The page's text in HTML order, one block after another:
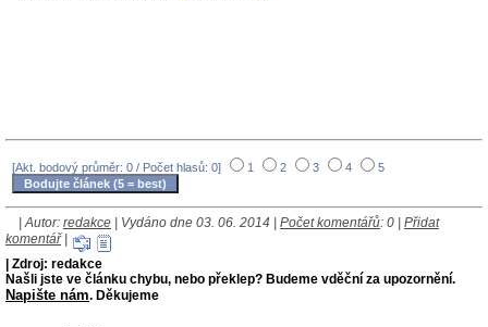
[Akt. bodový průměr: 0 / Počet hlasů: 0] 1 2 3 4 5
| Autor: redakce | Vydáno dne 03. 06. 2014 | Počet komentářů: 0 | Přidat
komentář|
| Zdroj: redakce
Našli jste ve článku chybu, nebo překlep? Budeme vděční za upozornění.
Napište nám. Děkujeme